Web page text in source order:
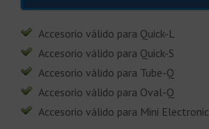
Accesorio válido para Quick-L
Accesorio válido para Quick-S
Accesorio válido para Tube-Q
Accesorio válido para Oval-Q
Accesorio válido para Mini Electronic